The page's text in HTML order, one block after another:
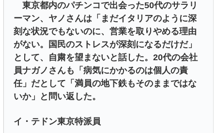
東京都内のパチンコで出会った50代のサラリ
ーマン、ヤノさんは「まだイタリアのように深
刻な状況でもないのに、営業を取りやめる理由
がない。国民のストレスが深刻になるだけだ」
として、自粛を望まないと話した。20代の会社
員ナガノさんも「病気にかかるのは個人の責
任」だとして「満員の地下鉄もそのままではな
いか」と問い返した。
イ・テドン東京特派員